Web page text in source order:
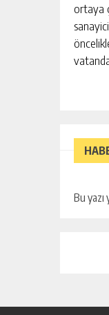
ortaya
Bu yazı